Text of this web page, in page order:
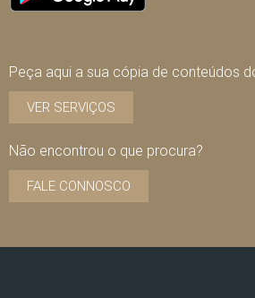
Peça aqui a sua cópia de conteúdos
VER SERVIÇOS
Não encontrou o que procura?
FALE CONNOSCO